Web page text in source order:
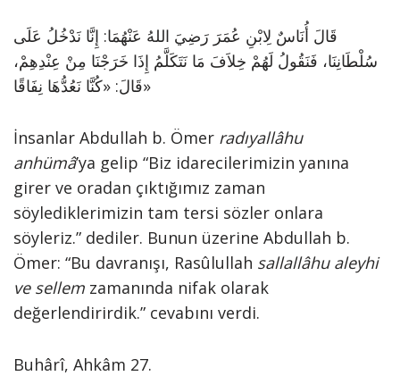
قَالَ أُنَاسٌ لِابْنِ عُمَرَ رَضِيَ اللهُ عَنْهُمَا: إِنَّا نَدْخُلُ عَلَى
سُلْطَانِنَا، فَنَقُولُ لَهُمْ خِلاَفَ مَا نَتَكَلَّمُ إِذَا خَرَجْنَا مِنْ عِنْدِهِمْ،
قَالَ: «كُنَّا نَعُدُّهَا نِفَاقًا»
İnsanlar Abdullah b. Ömer radıyallâhu
anhümâ’ya gelip “Biz idarecilerimizin yanına
girer ve oradan çıktığımız zaman
söylediklerimizin tam tersi sözler onlara
söyleriz.” dediler. Bunun üzerine Abdullah b.
Ömer: “Bu davranışı, Rasûlullah sallallâhu aleyhi
ve sellem zamanında nifak olarak
değerlendirirdik.” cevabını verdi.
Buhârî, Ahkâm 27.